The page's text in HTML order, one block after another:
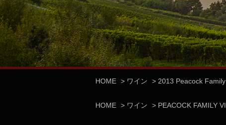
HOME > ワイン > 2013 Peacock
HOME > ワイン > PEACOCK FAMILY